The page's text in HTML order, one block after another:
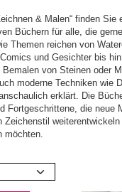
& Malen“ finden Sie
Büchern für alle, die
Themen reichen von
Comics und Gesichter bis
Bemalen von Steinen oder
moderne Techniken wie
erklärt. Die
Fortgeschrittene, die neue
Zeichenstil
möchten.